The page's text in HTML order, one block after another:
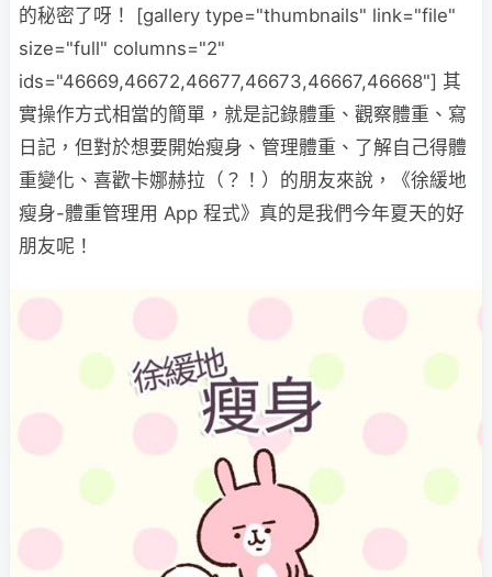
的秘密了呀！ [gallery type="thumbnails" link="file"
size="full" columns="2"
ids="46669,46672,46677,46673,46667,46668"] 其
實操作方式相當的簡單，就是記錄體重、觀察體重、寫
日記，但對於想要開始瘦身、管理體重、了解自己得體
重變化、喜歡卡娜赫拉（？！）的朋友來說，《徐緩地
瘦身-體重管理用 App 程式》真的是我們今年夏天的好
朋友呢！